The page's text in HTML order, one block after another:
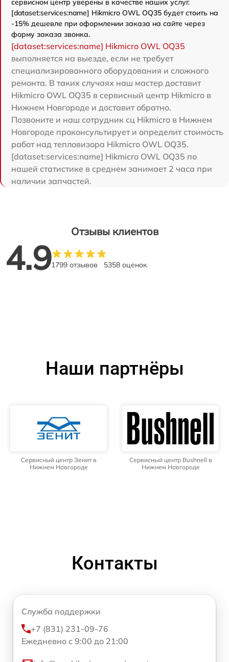
сервисном центр уверены в качестве наших услуг.
[dataset:services:name] Hikmicro OWL OQ35 будет стоить на
-15% дешевле при оформлении заказа на сайте через
форму заказа звонка.
[dataset:services:name] Hikmicro OWL OQ35
выполняется на выезде, если не требует
специализированного оборудования и сложного
ремонта. В таких случаях наш мастер доставит
Hikmicro OWL OQ35 в сервисный центр Hikmicro в
Нижнем Новгороде и доставит обратно.
Позвоните и наш сотрудник сц Hikmicro в Нижнем
Новгороде проконсультирует и определит стоимость
работ над тепловизора Hikmicro OWL OQ35.
[dataset:services:name] Hikmicro OWL OQ35 по
нашей статистике в среднем занимает 2 часа при
наличии запчастей.
Отзывы клиентов
4.91799 отзывов 5358 оценок
Наши партнёры
Сервисный центр Зенит в
Нижнем Новгороде
Сервисный центр Bushnell в
Нижнем Новгороде
Контакты
Служба поддержки
+7 (831) 231-09-76
Ежедневно с 9:00 до 21:00